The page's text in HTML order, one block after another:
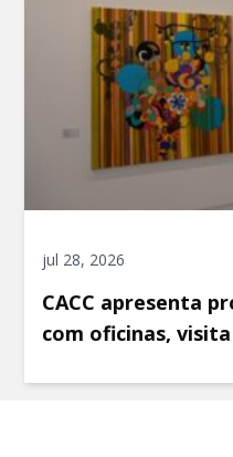
jul 28, 2026
CACC apresenta
com oficinas,